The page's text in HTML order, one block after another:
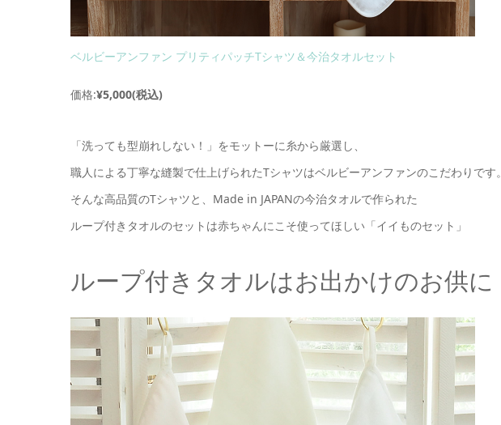
ベルビーアンファン プリティパッチTシャツ＆今治タオルセット
価格:¥5,000(税込)
「洗っても型崩れしない！」をモットーに糸から厳選し、
職人による丁寧な縫製で仕上げられたTシャツはベルビーアンファンのこだわりです。
そんな高品質のTシャツと、Made in JAPANの今治タオルで作られた
ループ付きタオルのセットは赤ちゃんにこそ使ってほしい「イイものセット」
ループ付きタオルはお出かけのお供に